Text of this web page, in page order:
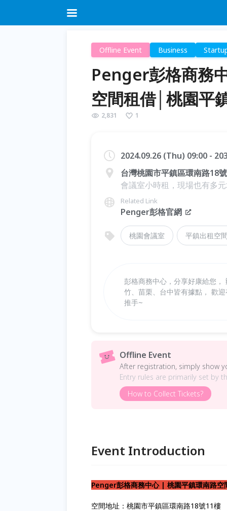
Offline Event Business
Penger彭格商務
空間租借│桃園平
2,831 1
2024.09.26 (Thu) 09:00 -
台灣桃園市平鎮區環南路18
會議室小時租，現場也有多
Related Link
Penger彭格官網
桃園會議室 平鎮出租空
彭格商務中心，分享好康給您
竹、苗栗、台中皆有據點， 歡
推手~
Offline Event
After registration, simply show
Entry rules are primarily set by
How to Collect Tickets?
Event Introduction
Penger彭格商務中心 | 桃園平鎮環南路空
空間地址：桃園市平鎮區環南路18號11樓